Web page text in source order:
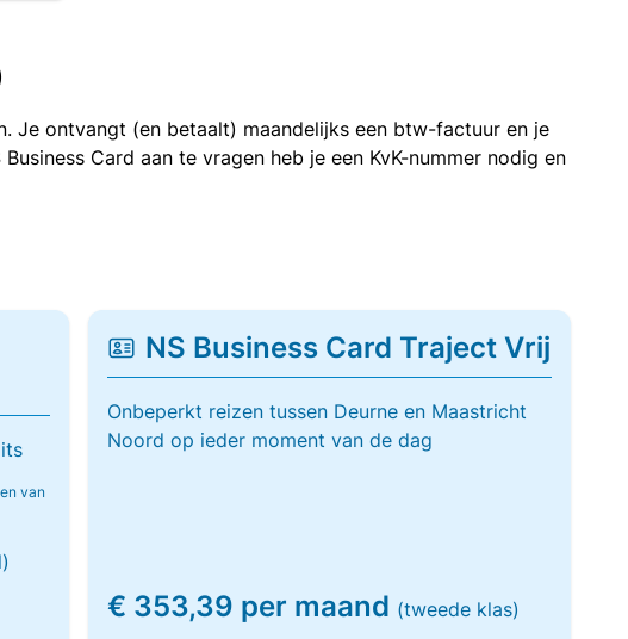
Je ontvangt (en betaalt) maandelijks een btw-factuur en je
Card aan te vragen heb je een KvK-nummer nodig en
van
NS Business Card Traject Vrij
Onbeperkt reizen tussen Deurne en Maastricht
Noord op ieder moment van de dag
€ 353,39 per maand (tweede klas)